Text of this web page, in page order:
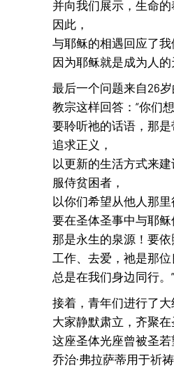
并向我们展示，生命的
因此，
与耶稣的相遇回应了
因为耶稣就是成为人的
最后一个问题来自26岁
教宗这样回答：“你们
要聆听祂的话语，那是
追求正义，
以更新的生活方式来
服侍贫困者，
以你们希望从他人那
要在圣体圣事中与耶
那是永生的泉源！要依
工作、去爱，祂是那位
总是在我们身边同行。”
接着，青年们进行了
大家静默肃立，齐聚在
这座圣体光座曾被圣若
乔治·弗拉萨蒂用于祈祷